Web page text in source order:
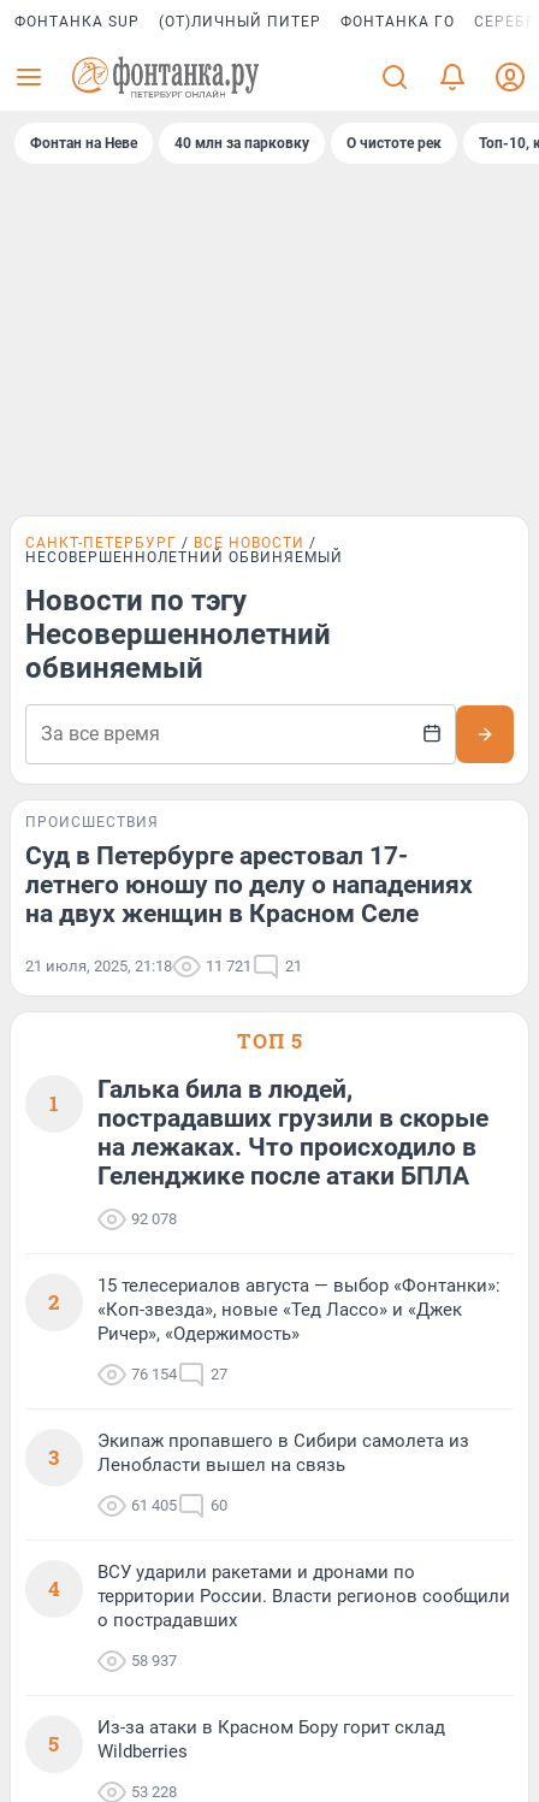
ФОНТАНКА SUP (ОТ)ЛИЧНЫЙ ПИТЕР ФОНТАНКА ГО
Фонтан на Неве 40 млн за парковку О чистоте рек Топ-10,
САНКТ-ПЕТЕРБУРГ
ВСЕ НОВОСТИ
НЕСОВЕРШЕННОЛЕТНИЙ ОБВИНЯЕМЫЙ
Новости по тэгу
Несовершеннолетний
обвиняемый
ПРОИСШЕСТВИЯ
Суд в Петербурге арестовал 17-
летнего юношу по делу о нападениях
на двух женщин в Красном Селе
21 июля, 2025, 21:18 11 721 21
ТОП 5
1
Галька била в людей,
пострадавших грузили в скорые
на лежаках. Что происходило в
Геленджике после атаки БПЛА
92 078
2
15 телесериалов августа — выбор «Фонтанки»:
«Коп-звезда», новые «Тед Лассо» и «Джек
Ричер», «Одержимость»
76 154 27
3
Экипаж пропавшего в Сибири самолета из
Ленобласти вышел на связь
61 405 60
4
ВСУ ударили ракетами и дронами по
территории России. Власти регионов сообщили
о пострадавших
58 937
5
Из-за атаки в Красном Бору горит склад
Wildberries
53 228